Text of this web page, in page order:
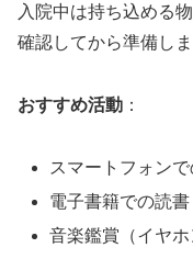
入院中は持ち込める
確認してから準備しま
おすすめ活動 ：
スマートフォン
電子書籍での読書
音楽鑑賞（イヤホ